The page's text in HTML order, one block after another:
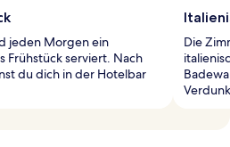
jeden Morgen ein
Frühstück serviert. Nach
du dich in der Hotelbar
Die